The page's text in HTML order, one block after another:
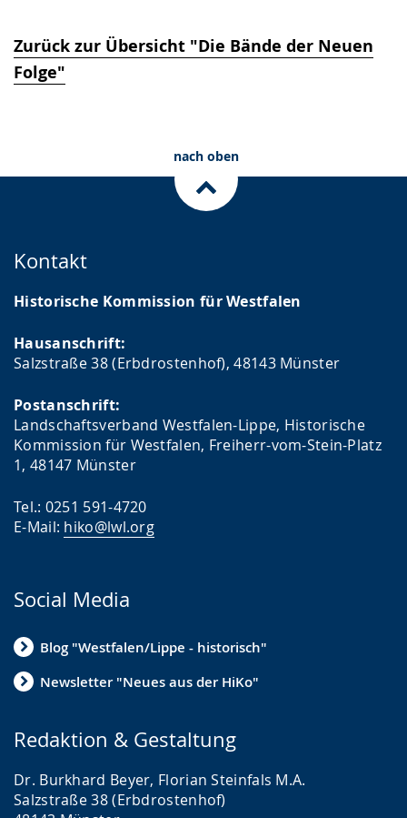
Zurück zur Übersicht "Die Bände der Neuen
Folge"
nach oben
Kontakt
Historische Kommission für Westfalen
Hausanschrift:
Salzstraße 38 (Erbdrostenhof), 48143 Münster
Postanschrift:
Landschaftsverband Westfalen-Lippe, Historische
Kommission für Westfalen, Freiherr-vom-Stein-Platz
1, 48147 Münster
Tel.: 0251 591-4720
E-Mail: hiko@lwl.org
Social Media
Blog "Westfalen/Lippe - historisch"
Newsletter "Neues aus der HiKo"
Redaktion & Gestaltung
Dr. Burkhard Beyer, Florian Steinfals M.A.
Salzstraße 38 (Erbdrostenhof)